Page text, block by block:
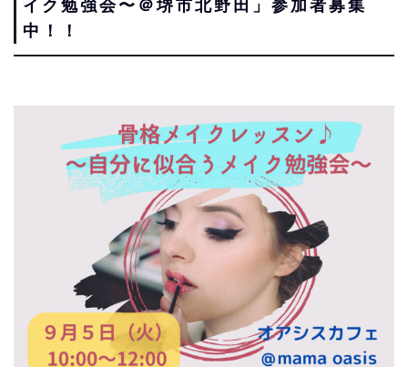
イク勉強会〜＠堺市北野田」参加者募集
中！！